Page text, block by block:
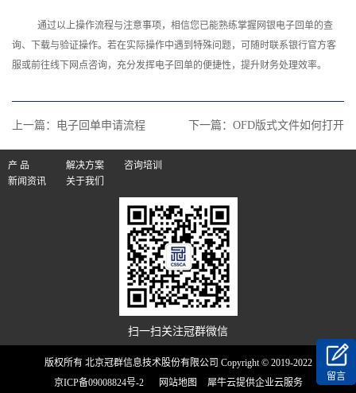
通过以上操作流程与注意事项，相信您已能熟练掌握网银电子回单的查
询、下载与验证操作。若在实际操作中遇到特殊问题，可随时联系银行官方客
服或前往线下网点咨询，充分发挥电子回单的便捷性，提升财务处理效率。
上一篇： 电子回单申请流程 下一篇： OFD版式文件如何打开
产 品 解决方案
咨询培训
新闻资讯
关于我们
扫一扫关注冠群微信
版权所有 北京冠群信息技术股份有限公司 Copyright © 2019-2022
京ICP备09008824号-2
网站地图 犀牛云提供企业云服务
留言